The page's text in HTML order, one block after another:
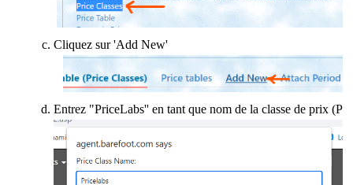
Cliquez sur 'Add New'
Entrez "PriceLabs'' en tant que nom de la classe de prix